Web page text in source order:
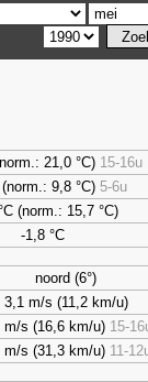
21,0 °C) 15-16u
(norm.: 9,8 °C) 5-6u
(norm.: 15,7 °C)
-1,8 °C
noord (6°)
3,1 m/s (11,2 km/u)
m/s (16,6 km/u) 15-
m/s (31,3 km/u) 11-